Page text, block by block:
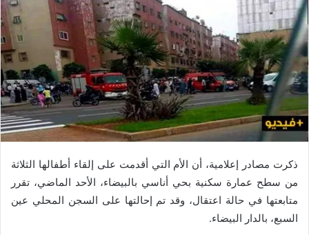
ذكرت مصادر إعلامية، أن الأم التي أقدمت على إلقاء أطفالها الثلاثة
من سطح عمارة سكنية بحي أناسي بالبيضاء، الأحد الماضي، تقرر
متابعتها في حالة اعتقال، وقد تم إحالتها على السجن المحلي عين
السبع، بالدار البيضاء.